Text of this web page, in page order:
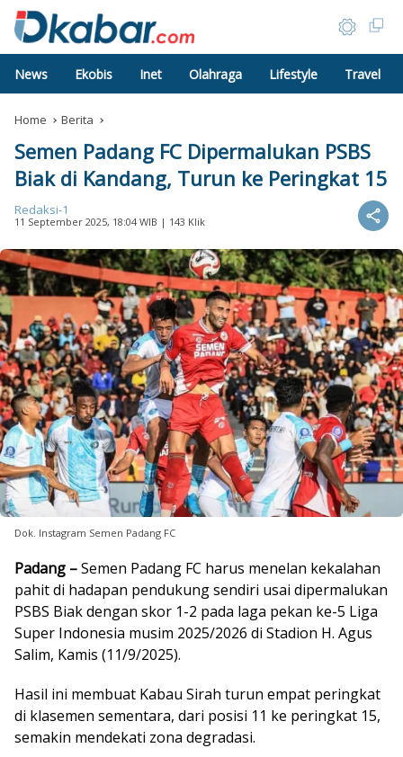
News Ekobis Inet Olahraga Lifestyle Travel
Home Berita
Semen Padang FC Dipermalukan PSBS
Biak di Kandang, Turun ke Peringkat 15
Redaksi-1
11 September 2025, 18:04 WIB | 143 Klik
Dok. Instagram Semen Padang FC
Padang –Semen Padang FC harus menelan kekalahan
pahit di hadapan pendukung sendiri usai dipermalukan
PSBS Biak dengan skor 1-2 pada laga pekan ke-5 Liga
Super Indonesia musim 2025/2026 di Stadion H. Agus
Salim, Kamis (11/9/2025).
Hasil ini membuat Kabau Sirah turun empat peringkat
di klasemen sementara, dari posisi 11 ke peringkat 15,
semakin mendekati zona degradasi.